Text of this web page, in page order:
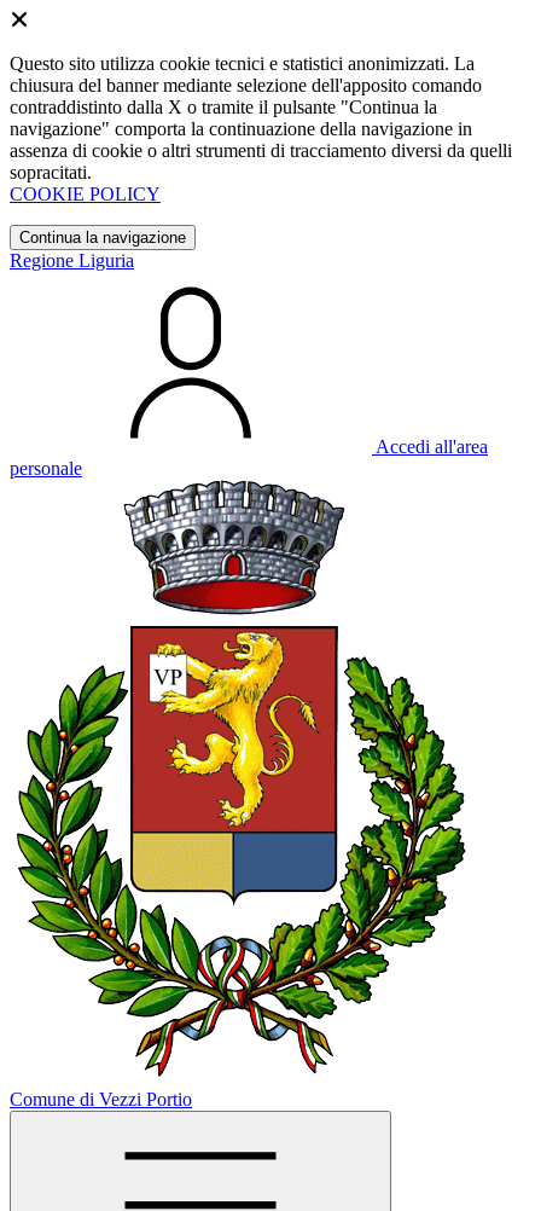
Questo sito utilizza cookie tecnici e statistici anonimizzati. La
chiusura del banner mediante selezione dell'apposito comando
contraddistinto dalla X o tramite il pulsante "Continua la
navigazione" comporta la continuazione della navigazione in
assenza di cookie o altri strumenti di tracciamento diversi da quelli
sopracitati.
COOKIE POLICY
Continua la navigazione
Regione Liguria
Accedi all'area
personale
Comune di Vezzi Portio